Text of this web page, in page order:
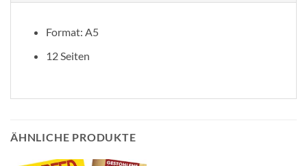
Format: A5
12 Seiten
ÄHNLICHE PRODUKTE